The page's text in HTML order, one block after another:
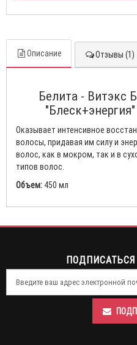
Описание Отзывы (1)
Белита - Витэкс
Оказывает интенсивное
волосы, придавая им силу и
волос, как в мокром, так и в
типов волос.
Объем: 450 мл